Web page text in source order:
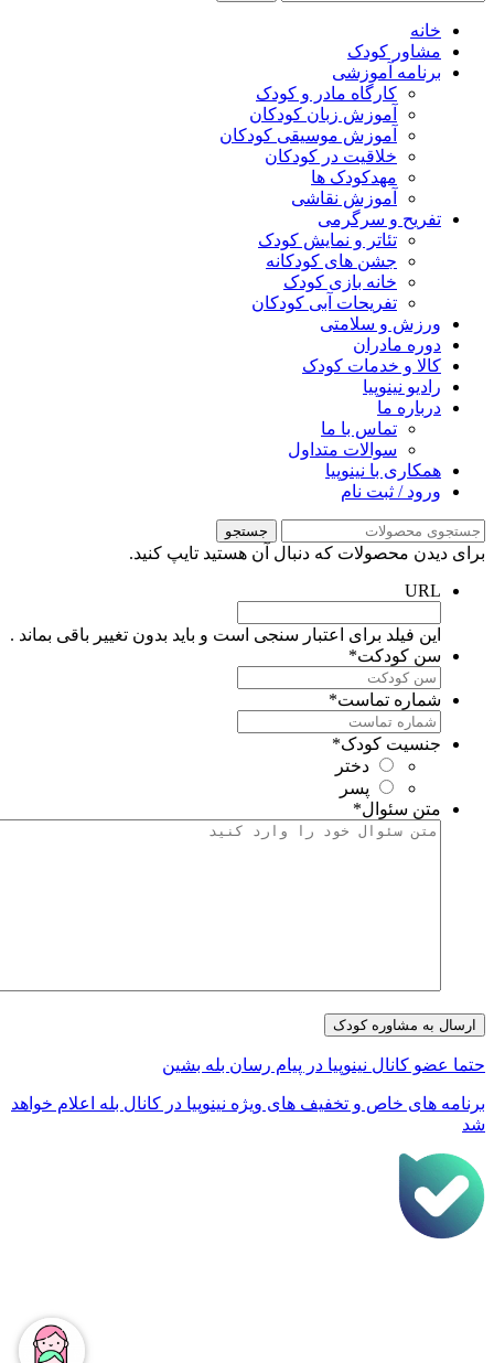
خانه
مشاور کودک
برنامه آموزشی
کارگاه مادر و کودک
آموزش زبان کودکان
آموزش موسیقی کودکان
خلاقیت در کودکان
مهد‌کودک ها
آموزش نقاشی
تفریح و سرگرمی
تئاتر و نمایش کودک
جشن های کودکانه
خانه بازی کودک
تفریحات آبی کودکان
ورزش و سلامتی
دوره مادران
کالا و خدمات کودک
رادیو نینوپیا
درباره ما
تماس با ما
سوالات متداول
همکاری با نینوپیا
ورود / ثبت نام
جستجو
دیدن محصولات که دنبال آن هستید تایپ کنید.
URL
این فیلد برای اعتبار سنجی است و باید بدون تغییر باقی بماند .
سن کودکت*
شماره تماست*
جنسیت کودک*
دختر
پسر
متن سئوال *
عضو کانال نینوپیا در پیام رسان بله بشین
های خاص و تخفیف های ویژه نینوپیا در کانال بله اعلام خواهد